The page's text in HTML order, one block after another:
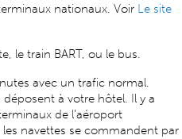
nationaux. Voir Le site
le train BART, ou le bus.
avec un trafic normal.
à votre hôtel. Il y a
de l’aéroport
navettes se commandent par